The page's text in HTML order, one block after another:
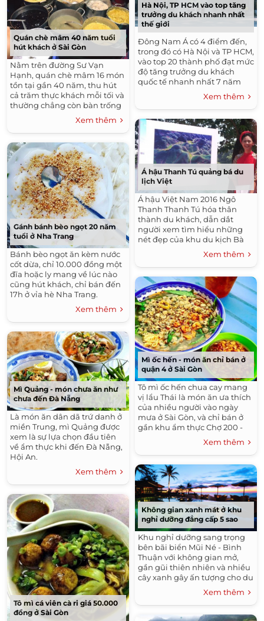
Quán chè mâm 40 năm tuổi
hút khách ở Sài Gòn
Nằm trên đường Sư Vạn
Hạnh, quán chè mâm 16 món
tồn tại gần 40 năm, thu hút
cả trăm thực khách mỗi tối và
thường chẳng còn bàn trống
Xem thêm
Gánh bánh bèo ngọt 20 năm
tuổi ở Nha Trang
Bánh bèo ngọt ăn kèm nước
cốt dừa, chỉ 10.000 đồng một
đĩa hoặc ly mang về lúc nào
cũng hút khách, chỉ bán đến
17h ở vỉa hè Nha Trang.
Xem thêm
Mì Quảng - món chưa ăn như
chưa đến Đà Nẵng
Là món ăn dân dã trứ danh ở
miền Trung, mì Quảng được
xem là sự lựa chọn đầu tiên
về ẩm thực khi đến Đà Nẵng,
Hội An.
Xem thêm
Tô mì cá viên cà ri giá 50.000
đồng ở Sài Gòn
Hà Nội, TP HCM vào top tăng
trưởng du khách nhanh nhất
thế giới
Đông Nam Á có 4 điểm đến,
trong đó có Hà Nội và TP HCM,
vào top 20 thành phố đạt mức
độ tăng trưởng du khách
quốc tế nhanh nhất 7 năm
Xem thêm
Á hậu Thanh Tú quảng bá du
lịch Việt
Á hậu Việt Nam 2016 Ngô
Thanh Thanh Tú hóa thân
thành du khách, dẫn dắt
người xem tìm hiểu những
nét đẹp của khu du kịch Bà
Nà Hill, Đà Nẵng.Xem thêm
Mì ốc hến - món ăn chỉ bán ở
quận 4 ở Sài Gòn
Tô mì ốc hến chua cay mang
vị lẩu Thái là món ăn ưa thích
của nhiều người vào ngày
mưa ở Sài Gòn, và chỉ bán ở
gần khu ẩm thực Chợ 200 -
Xem thêm
Không gian xanh mát ở khu
nghỉ dưỡng đẳng cấp 5 sao
Khu nghỉ dưỡng sang trọng
bên bãi biển Mũi Né - Bình
Thuận với không gian mở,
gần gũi thiên nhiên và nhiều
cây xanh gây ấn tượng cho du
khách ngay lần đầu ghé
Xem thêm